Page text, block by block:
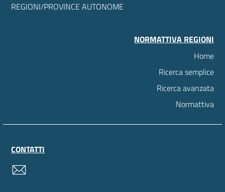
REGIONI/PROVINCE AUTONOME
NORMATTIVA REGIONI
Home
Ricerca semplice
Ricerca avanzata
Normattiva
CONTATTI